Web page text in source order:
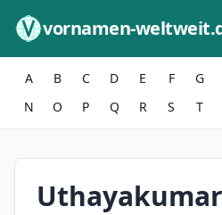
vornamen-
A B C D E F G
N
O P Q R S T
Uthayakumar